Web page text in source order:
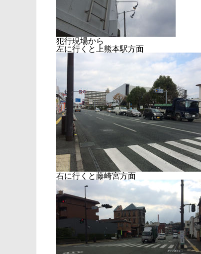
犯行現場から
左に行くと上熊本駅方面
右に行くと藤崎宮方面